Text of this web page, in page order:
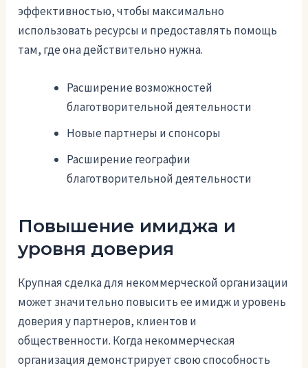
эффективностью, чтобы максимально
использовать ресурсы и предоставлять помощь
там, где она действительно нужна.
Расширение возможностей
благотворительной деятельности
Новые партнеры и спонсоры
Расширение географии
благотворительной деятельности
Повышение имиджа и
уровня доверия
Крупная сделка для некоммерческой организации
может значительно повысить ее имидж и уровень
доверия у партнеров, клиентов и
общественности. Когда некоммерческая
организация демонстрирует свою способность